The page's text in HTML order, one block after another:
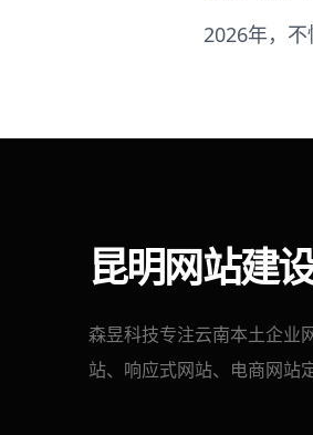
2026年，
昆明网站建
森昱科技专注云南本土企业
站、响应式网站、电商网站